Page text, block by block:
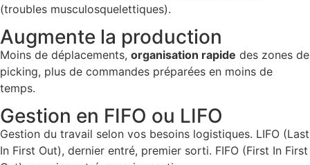
(troubles musculosquelettiques).
Augmente la production
Moins de déplacements, organisation rapide des zones de
picking, plus de commandes préparées en moins de
temps.
Gestion en FIFO ou LIFO
Gestion du travail selon vos besoins logistiques. LIFO (Last
In First Out), dernier entré, premier sorti. FIFO (First In First